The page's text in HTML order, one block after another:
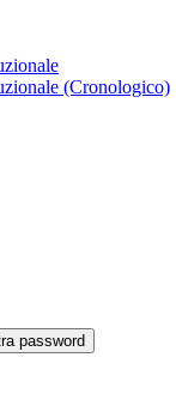
(Cronologico)
password